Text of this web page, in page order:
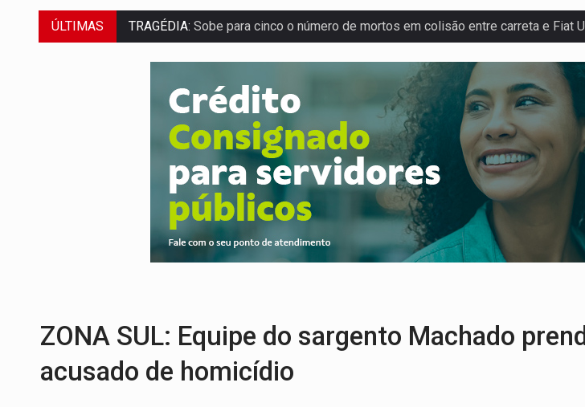
ÚLTIMAS TRAGÉDIA: Sobe para cinco o número de mortos em colisão entre carreta e Fiat
TRANSPORTE DE ARROZ:MPF assegura cumprimento da legislação sobre
DEEPFAKE: Sancionada lei contra violência sexual infantil na internet e via IA
COLEGIADO: Brasil e Rússia discutem energia nuclear, defesa e ciência em
URGENTE:Colisão entre caminhão e carro deixa quatro mortos e um em estado
ENCONTRO:Amazônia Negra ganha projeção nacional com participação de
PREVISÃO:Porto Velho tem chances de chuvas isoladas nesta sexta-feira (7)
SINDICATOS UNIDOS:Assembleia Geral delibera greve da educação municipal
ZONA SUL: Equipe do sargento Machado
acusado de homicídio